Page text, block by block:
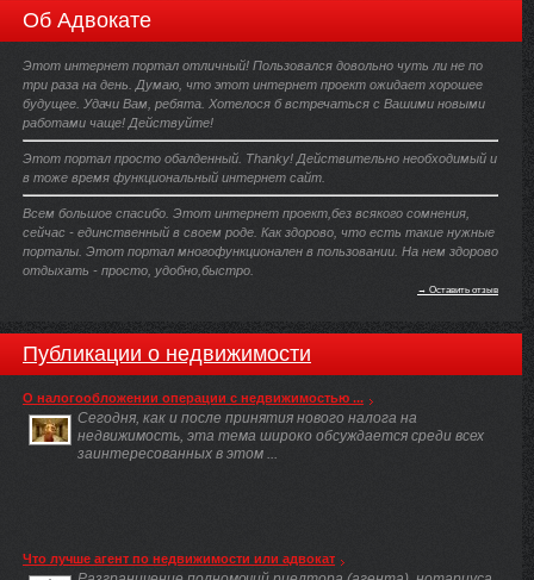
Об Адвокате
Этот интернет портал отличный! Пользовался довольно чуть ли не по
три раза на день. Думаю, что этот интернет проект ожидает хорошее
будущее. Удачи Вам, ребята. Хотелося б встречаться с Вашими новыми
работами чаще! Действуйте!
Этот портал просто обалденный. Thanky! Действительно необходимый и
в тоже время функциональный интернет сайт.
Всем большое спасибо. Этот интернет проект,без всякого сомнения,
сейчас - единственный в своем роде. Как здорово, что есть такие нужные
порталы. Этот портал многофункционален в пользовании. На нем здорово
отдыхать - просто, удобно,быстро.
→ Оставить отзыв
Публикации о недвижимости
О налогообложении операции с недвижимостью ...
Сегодня, как и после принятия нового налога на
недвижимость, эта тема широко обсуждается среди всех
заинтересованных в этом ...
Что лучше агент по недвижимости или адвокат